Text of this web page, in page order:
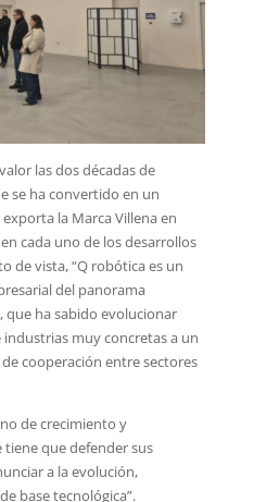
las dos décadas de
se ha convertido en un
la Marca Villena en
cada uno de los desarrollos
de vista, “Q robótica es un
del panorama
que ha sabido evolucionar
muy concretas a un
cooperación entre sectores
de crecimiento y
tiene que defender sus
a la evolución,
base tecnológica”.